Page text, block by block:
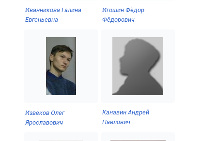
Иванникова Галина
Евгеньевна
Игошин Фёдор
Фёдорович
Извеков Олег
Ярославович
Канавин Андрей
Павлович